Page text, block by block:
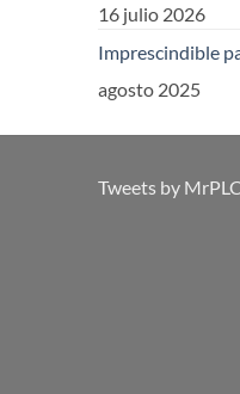
16 julio 2026
Imprescindible
agosto 2025
Tweets by